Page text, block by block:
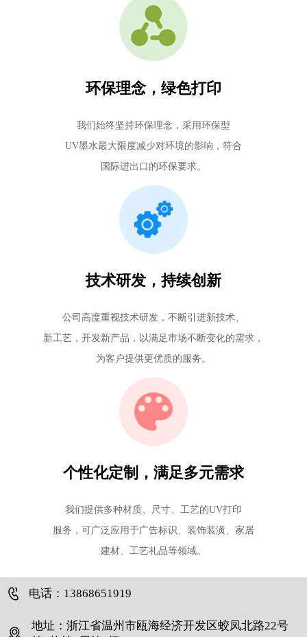
环保理念，绿色打印
我们始终坚持环保理念，采用环保型
UV墨水最大限度减少对环境的影响，符合
国际进出口的环保要求。
技术研发，持续创新
公司高度重视技术研发，不断引进新技术、
新工艺，开发新产品，以满足市场不断变化的需求，
为客户提供更优质的服务。
个性化定制，满足多元需求
我们提供多种材质、尺寸、工艺的UV打印
服务，可广泛应用于广告标识、装饰装潢、家居
建材、工艺礼品等领域。
电话：13868651919
地址：浙江省温州市瓯海经济开发区蛟凤北路22号